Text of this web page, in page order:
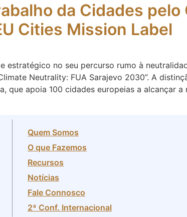
da Cidades
Cities Mission Label
estratégico no seu percurso rumo à
Neutrality: FUA Sarajevo 2030”. A
que apoia 100 cidades europeias a alcançar
Quem Somos
O que Fazemos
Recursos
Notícias
Fale Connosco
2ª Conf. Internacional